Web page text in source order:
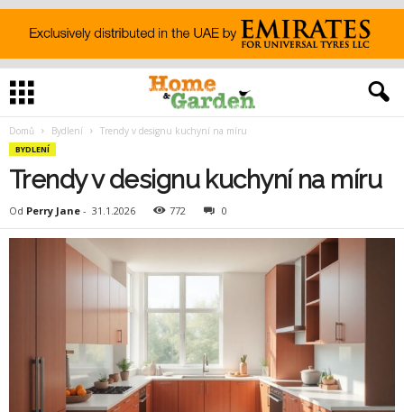
Domů Bydlení Trendy v designu kuchyní na míru
BYDLENÍ
Trendy v designu kuchyní na míru
Od Perry Jane - 31.1.2026 772 0